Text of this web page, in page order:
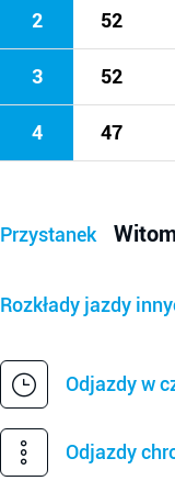
2 52
3 52
4 47
Przystanek
Rozkłady jazdy
Odjazdy w
Odjazdy